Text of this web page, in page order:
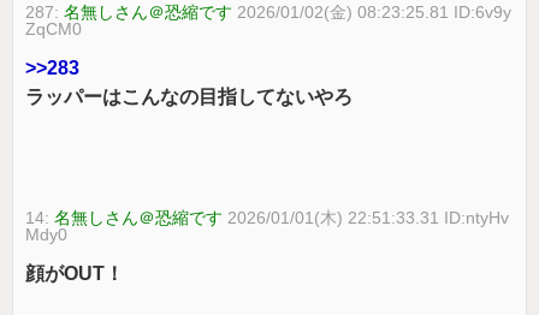
287:名無しさん＠恐縮です 2026/01/02(金) 08:23:25.81 ID:6v9y
ZqCM0
>>283
ラッパーはこんなの目指してないやろ
14:名無しさん＠恐縮です 2026/01/01(木) 22:51:33.31 ID:ntyHv
Mdy0
顔がOUT！